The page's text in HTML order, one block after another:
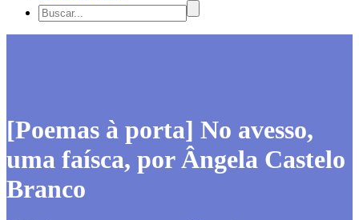
[Poemas à porta] No avesso,
uma faísca, por Ângela Castelo
Branco